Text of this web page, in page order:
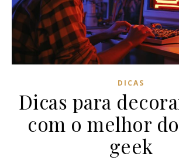
DICAS
Dicas para
com o melhor
geek